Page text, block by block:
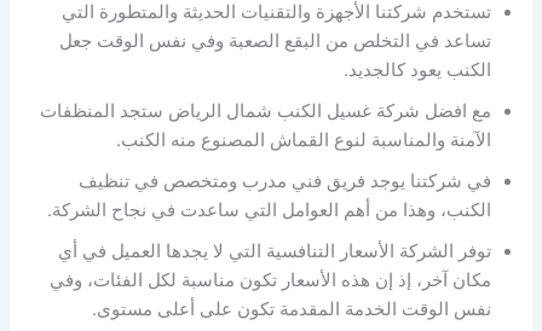
تستخدم شركتنا الأجهزة والتقنيات الحديثة والمتطورة التي
تساعد في التخلص من البقع الصعبة وفي نفس الوقت جعل
الكنب يعود كالجديد.
مع افضل شركة غسيل الكنب شمال الرياض ستجد المنظفات
الآمنة والمناسبة لنوع القماش المصنوع منه الكنب.
في شركتنا يوجد فريق فني مدرب ومتخصص في تنظيف
الكنب، وهذا من أهم العوامل التي ساعدت في نجاح الشركة.
توفر الشركة الأسعار التنافسية التي لا يجدها العميل في أي
مكان آخر، إذ إن هذه الأسعار تكون مناسبة لكل الفئات، وفي
نفس الوقت الخدمة المقدمة تكون على أعلى مستوى.